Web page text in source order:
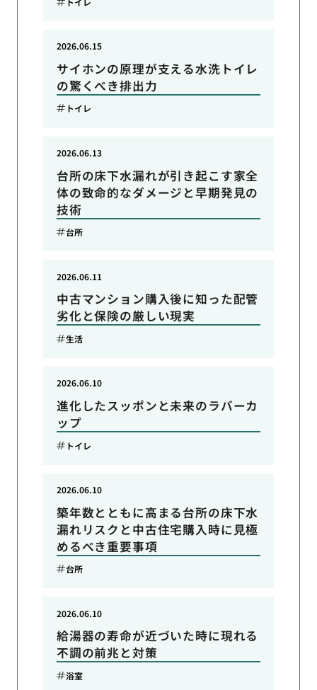
サイホンの原理が支える水洗トイレ
の驚くべき排出力
2026.06.15
トイレ
台所の床下水漏れが引き起こす家全
体の致命的なダメージと早期発見の
技術
2026.06.13
台所
中古マンション購入後に知った配管
劣化と保険の厳しい現実
2026.06.11
生活
進化したスッポンと未来のラバーカ
ップ
2026.06.10
トイレ
築年数とともに高まる台所の床下水
漏れリスクと中古住宅購入時に見極
めるべき重要事項
2026.06.10
台所
給湯器の寿命が近づいた時に現れる
不調の前兆と対策
2026.06.10
浴室